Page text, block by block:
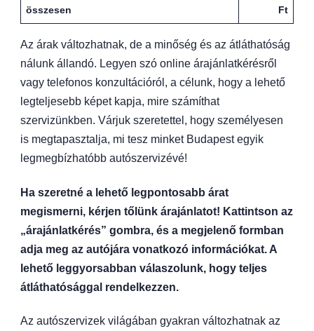
összesen
Ft
Az árak változhatnak, de a minőség és az átláthatóság
nálunk állandó. Legyen szó online árajánlatkérésről
vagy telefonos konzultációról, a célunk, hogy a lehető
legteljesebb képet kapja, mire számíthat
szervizünkben. Várjuk szeretettel, hogy személyesen
is megtapasztalja, mi tesz minket Budapest egyik
legmegbízhatóbb autószervizévé!
Ha szeretné a lehető legpontosabb árat
megismerni, kérjen tőlünk árajánlatot! Kattintson az
„árajánlatkérés” gombra, és a megjelenő formban
adja meg az autójára vonatkozó információkat. A
lehető leggyorsabban válaszolunk, hogy teljes
átláthatósággal rendelkezzen.
Az autószervizek világában gyakran változhatnak az